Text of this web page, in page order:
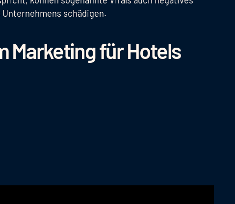
Unternehmens schädigen.
Marketing für Hotels